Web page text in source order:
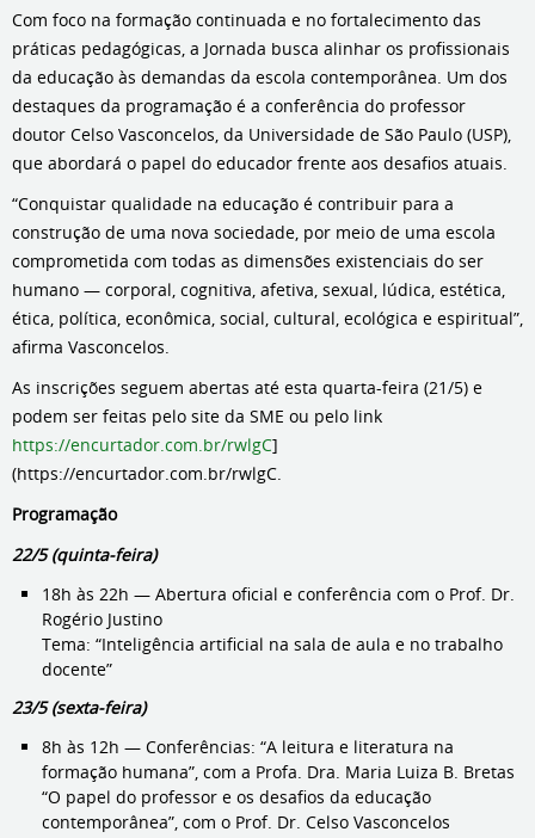
Com foco na formação continuada e no fortalecimento das
práticas pedagógicas, a Jornada busca alinhar os profissionais
da educação às demandas da escola contemporânea. Um dos
destaques da programação é a conferência do professor
doutor Celso Vasconcelos, da Universidade de São Paulo (USP),
que abordará o papel do educador frente aos desafios atuais.
“Conquistar qualidade na educação é contribuir para a
construção de uma nova sociedade, por meio de uma escola
comprometida com todas as dimensões existenciais do ser
humano — corporal, cognitiva, afetiva, sexual, lúdica, estética,
ética, política, econômica, social, cultural, ecológica e espiritual”,
afirma Vasconcelos.
As inscrições seguem abertas até esta quarta-feira (21/5) e
podem ser feitas pelo site da SME ou pelo link
https://encurtador.com.br/rwlgC]
(https://encurtador.com.br/rwlgC.
Programação
22/5 (quinta-feira)
18h às 22h — Abertura oficial e conferência com o Prof. Dr.
Rogério Justino
Tema: “Inteligência artificial na sala de aula e no trabalho
docente”
23/5 (sexta-feira)
8h às 12h — Conferências: “A leitura e literatura na
formação humana”, com a Profa. Dra. Maria Luiza B. Bretas
“O papel do professor e os desafios da educação
contemporânea”, com o Prof. Dr. Celso Vasconcelos